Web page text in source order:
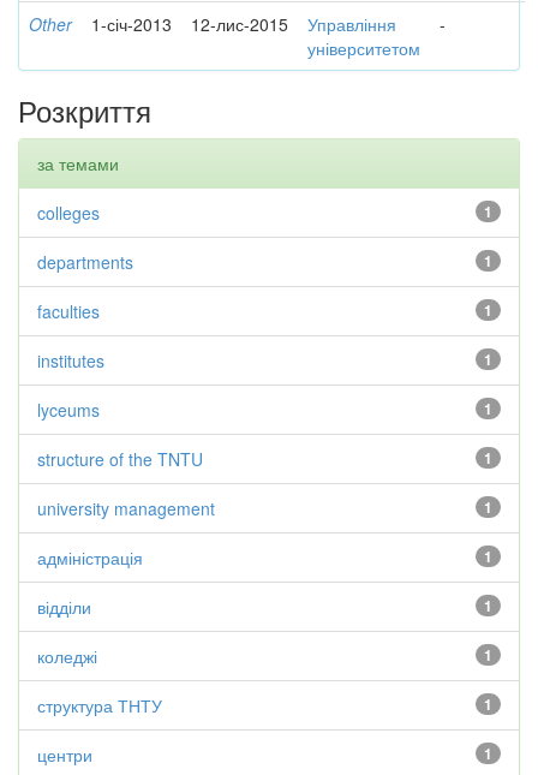
Other 1-січ-2013 12-лис-2015
Управління
університетом
-
Розкриття
за темами
1
colleges
1
departments
1
faculties
1
institutes
1
lyceums
1
structure of the TNTU
1
university management
1
адміністрація
1
відділи
1
коледжі
1
структура ТНТУ
1
центри